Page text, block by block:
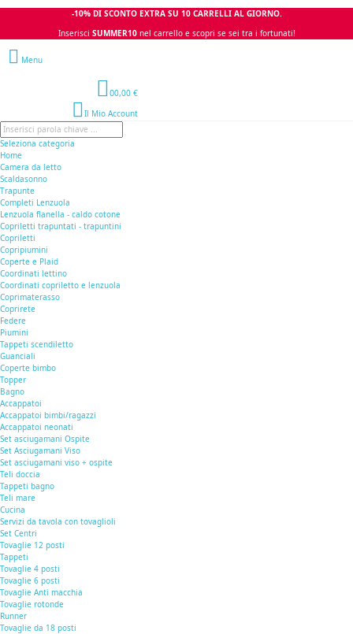
-10% DI SCONTO EXTRA SU 10 CARRELLI AL GIORNO.
Inserisci SUMMER10 nel carrello e scopri se sei tra i fortunati!
Menu
00,00 €
Il Mio Account
Seleziona categoria
Home
Camera da letto
Scaldasonno
Trapunte
Completi Lenzuola
Lenzuola flanella - caldo cotone
Copriletti trapuntati - trapuntini
Copriletti
Copripiumini
Coperte e Plaid
Coordinati lettino
Coordinati copriletto e lenzuola
Coprimaterasso
Coprirete
Federe
Piumini
Tappeti scendiletto
Guanciali
Coperte bimbo
Topper
Bagno
Accappatoi
Accappatoi bimbi/ragazzi
Accappatoi neonati
Set asciugamani Ospite
Set Asciugamani Viso
Set asciugamani viso + ospite
Teli doccia
Tappeti bagno
Teli mare
Cucina
Servizi da tavola con tovaglioli
Set Centri
Tovaglie 12 posti
Tappeti
Tovaglie 4 posti
Tovaglie 6 posti
Tovaglie Anti macchia
Tovaglie rotonde
Runner
Tovaglie da 18 posti